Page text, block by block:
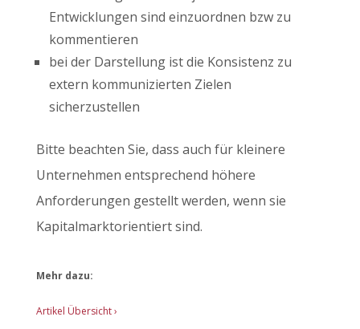
Entwicklungen sind einzuordnen bzw zu
kommentieren
bei der Darstellung ist die Konsistenz zu
extern kommunizierten Zielen
sicherzustellen
Bitte beachten Sie, dass auch für kleinere
Unternehmen entsprechend höhere
Anforderungen gestellt werden, wenn sie
Kapitalmarktorientiert sind.
Mehr dazu:
Artikel Übersicht›